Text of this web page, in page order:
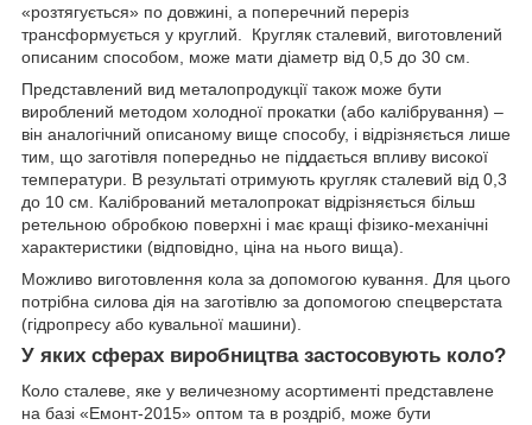
«розтягується» по довжині, а поперечний переріз
трансформується у круглий. Кругляк сталевий, виготовлений
описаним способом, може мати діаметр від 0,5 до 30 см.
Представлений вид металопродукції також може бути
вироблений методом холодної прокатки (або калібрування) –
він аналогічний описаному вище способу, і відрізняється лише
тим, що заготівля попередньо не піддається впливу високої
температури. В результаті отримують кругляк сталевий від 0,3
до 10 см. Калібрований металопрокат відрізняється більш
ретельною обробкою поверхні і має кращі фізико-механічні
характеристики (відповідно, ціна на нього вища).
Можливо виготовлення кола за допомогою кування. Для цього
потрібна силова дія на заготівлю за допомогою спецверстата
(гідропресу або кувальної машини).
У яких сферах виробництва застосовують коло?
Коло сталеве, яке у величезному асортименті представлене
на базі «Емонт-2015» оптом та в роздріб, може бути